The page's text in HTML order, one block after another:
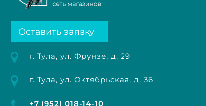
Оставить заявку
г. Тула, ул. Фрунзе, д. 29
г. Тула, ул. Октябрьская, д. 36
+7 (952) 018-14-10